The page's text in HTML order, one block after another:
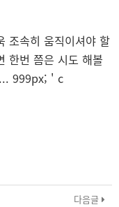
조속히 움직이셔야 할
한번 쯤은 시도 해볼
999px; ' c
다음글